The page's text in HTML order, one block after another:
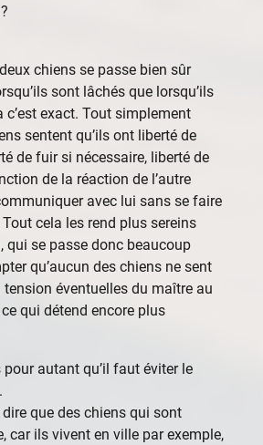
chiens se passe bien sûr
sont lâchés que lorsqu’ils
c’est exact. Tout simplement
sentent qu’ils ont liberté de
de fuir si nécessaire, liberté de
de la réaction de l’autre
avec lui sans se faire
cela les rend plus sereins
qui se passe donc beaucoup
qu’aucun des chiens ne sent
éventuelles du maître au
qui détend encore plus
pour autant qu’il faut éviter le
que des chiens qui sont
car ils vivent en ville par exemple,